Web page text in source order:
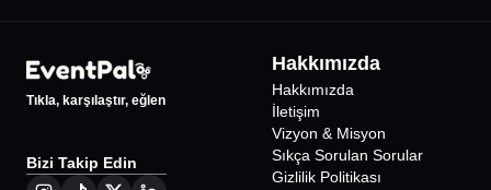
parkuru, kar konseptli fotoğraf alanları, gerçek iglo, kar
mağaraları, kar basketbolu ve kar motoru gibi geniş aktivite
seçenekleriyle dinamik bir eğlence ortamı sunmaktadır.
4°C sabit sıcaklıkta güvenli bir deneyim sağlayan
Snowpark’ta giriş için gerekli bot, kask, mont ve eldiven gibi
ekipmanlar tesis tarafından sağlanmaktadır. Snowpark;
Tıkla, karşılaştır, eğlen
Bizi Takip Edin
Hakkımızda
Hakkımızda
İletişim
Vizyon & Misyon
Sıkça Sorulan Sorular
Gizlilik Politikası